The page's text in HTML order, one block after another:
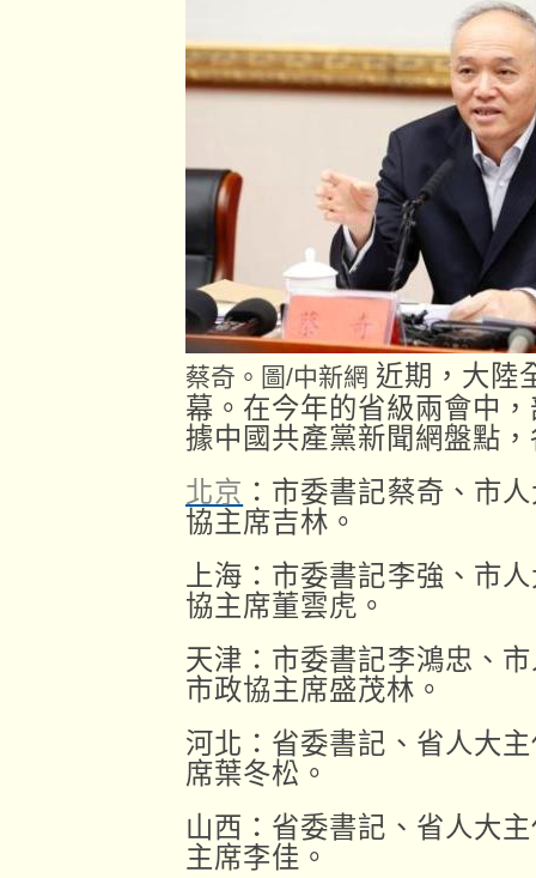
蔡奇。圖/中新網 近期，大陸
幕。在今年的省級兩會中
據中國共產黨新聞網盤點
北京 ：市委書記蔡奇、市
協主席吉林。
上海：市委書記李強、市
協主席董雲虎。
天津：市委書記李鴻忠、
市政協主席盛茂林。
河北：省委書記、省人大
席葉冬松。
山西：省委書記、省人大
主席李佳。